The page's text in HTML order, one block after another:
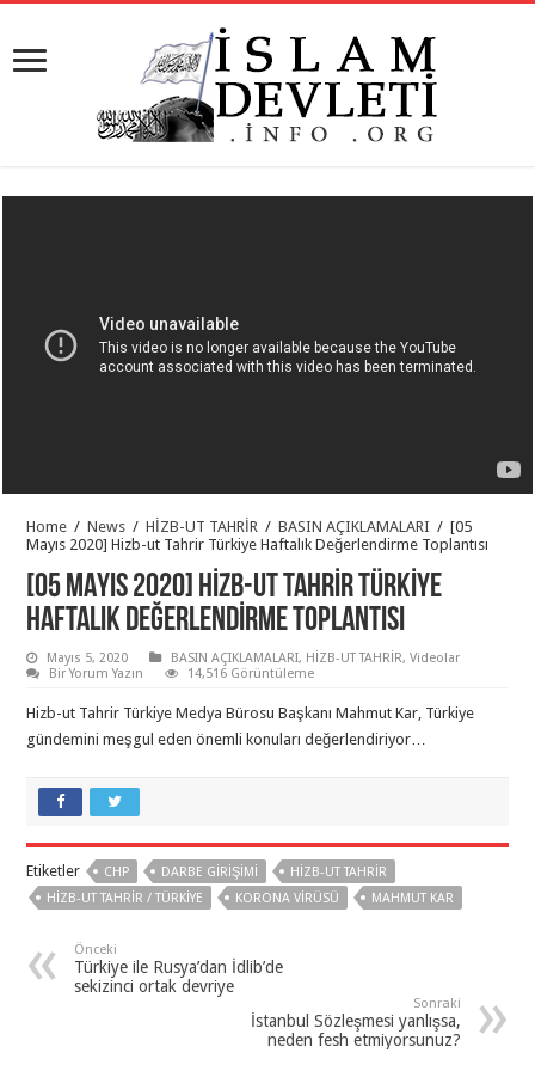
Home / News / HİZB-UT TAHRİR / BASIN AÇIKLAMALARI / [05
Mayıs 2020] Hizb-ut Tahrir Türkiye Haftalık Değerlendirme Toplantısı
[05 MAYIS 2020] HIZB-UT TAHRIR TÜRKIYE
HAFTALIK DEĞERLENDIRME TOPLANTISI
Mayıs 5, 2020 BASIN AÇIKLAMALARI, HİZB-UT TAHRİR,Videolar
Bir Yorum Yazın
14,516 Görüntüleme
Hizb-ut Tahrir Türkiye Medya Bürosu Başkanı Mahmut Kar, Türkiye
gündemini meşgul eden önemli konuları değerlendiriyor…
Etiketler CHP DARBE GIRIŞIMI
HIZB-UT TAHRIR
HIZB-UT TAHRIR / TÜRKIYE
KORONA VIRÜSÜ MAHMUT KAR
Önceki
Türkiye ile Rusya’dan İdlib’de
sekizinci ortak devriye
Sonraki
İstanbul Sözleşmesi yanlışsa,
neden fesh etmiyorsunuz?